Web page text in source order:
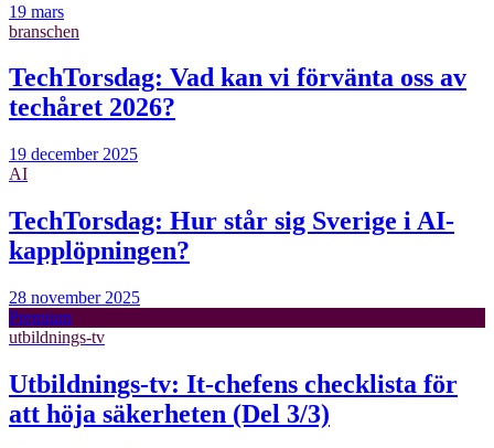
19 mars
branschen
TechTorsdag: Vad kan vi förvänta oss av
techåret 2026?
19 december 2025
AI
TechTorsdag: Hur står sig Sverige i AI-
kapplöpningen?
28 november 2025
Premium
utbildnings-tv
Utbildnings-tv: It-chefens checklista för
att höja säkerheten (Del 3/3)